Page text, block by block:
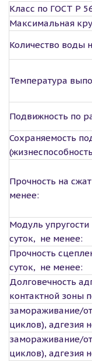
Класс по ГОСТ Р
Максимальная
Количество воды
Температура
Подвижность по
Сохраняемость
Прочность на
менее:
Модуль
суток, не менее:
Прочность
суток, не менее:
Долговечность
контактной зоны
замораживание/
циклов), адгезия
замораживание/
циклов), адгезия